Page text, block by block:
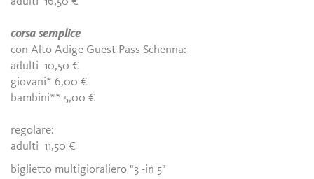
corsa semplice
con Alto Adige Guest Pass Schenna:
adulti 10,50 €
giovani* 6,00 €
bambini** 5,00 €
regolare:
adulti 11,50 €
biglietto multigioraliero "3 -in 5"